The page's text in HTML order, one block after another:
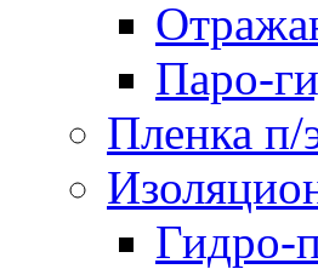
Паро-
Пленка п/
Гидро-